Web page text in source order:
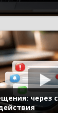
через